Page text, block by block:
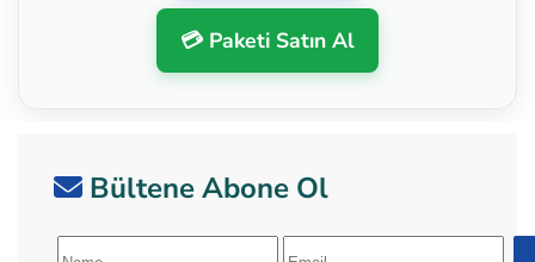
💳 Paketi Satın Al
Bültene Abone Ol